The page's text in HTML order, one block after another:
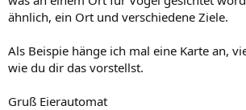
ähnlich, ein Ort und verschiedene Ziele.
Als Beispie hänge ich mal eine Karte an,
wie du dir das vorstellst.
Gruß Eierautomat